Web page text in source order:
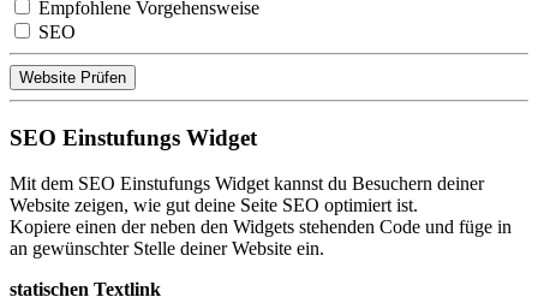
Empfohlene Vorgehensweise
SEO
Website Prüfen
SEO Einstufungs Widget
Mit dem SEO Einstufungs Widget kannst du Besuchern deiner
Website zeigen, wie gut deine Seite SEO optimiert ist.
Kopiere einen der neben den Widgets stehenden Code und füge in
an gewünschter Stelle deiner Website ein.
statischen Textlink